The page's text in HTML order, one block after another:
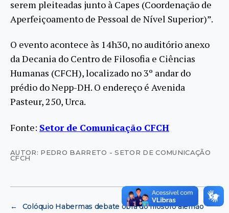
serem pleiteadas junto à Capes (Coordenação de
Aperfeiçoamento de Pessoal de Nível Superior)”.
O evento acontece às 14h30, no auditório anexo
da Decania do Centro de Filosofia e Ciências
Humanas (CFCH), localizado no 3º andar do
prédio do Nepp-DH. O endereço é Avenida
Pasteur, 250, Urca.
Fonte: Setor de Comunicação CFCH
AUTOR: PEDRO BARRETO - SETOR DE COMUNICAÇÃO
CFCH
←
Colóquio Habermas debate obra do filósofo alemão